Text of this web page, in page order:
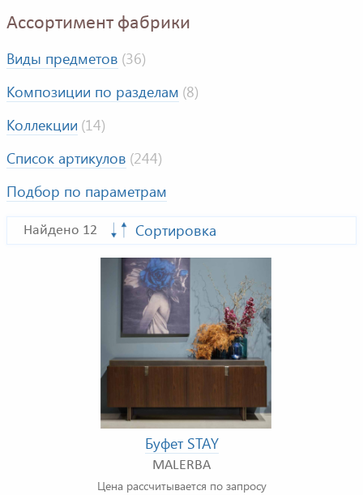
Ассортимент фабрики
Виды предметов (36)
Композиции по разделам (8)
Коллекции (14)
Список артикулов (244)
Подбор по параметрам
Найдено 12 Сортировка
Буфет STAY
MALERBA
Цена рассчитывается по запросу